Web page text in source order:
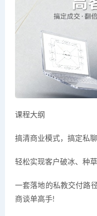
课程大纲
搞清商业模式，搞定私
轻松实现客户破冰、种
一套落地的私教交付路
商谈单高手!